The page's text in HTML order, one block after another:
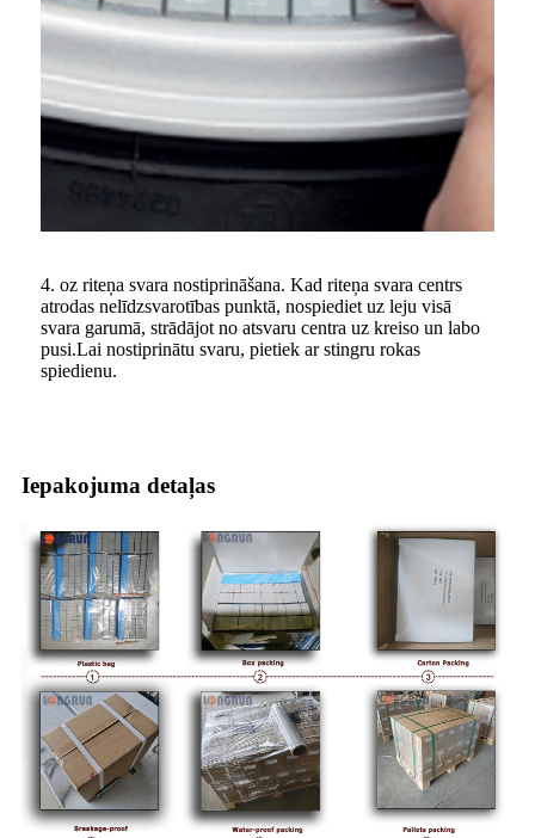
4. oz riteņa svara nostiprināšana. Kad riteņa svara centrs
atrodas nelīdzsvarotības punktā, nospiediet uz leju visā
svara garumā, strādājot no atsvaru centra uz kreiso un labo
pusi.Lai nostiprinātu svaru, pietiek ar stingru rokas
spiedienu.
Iepakojuma detaļas